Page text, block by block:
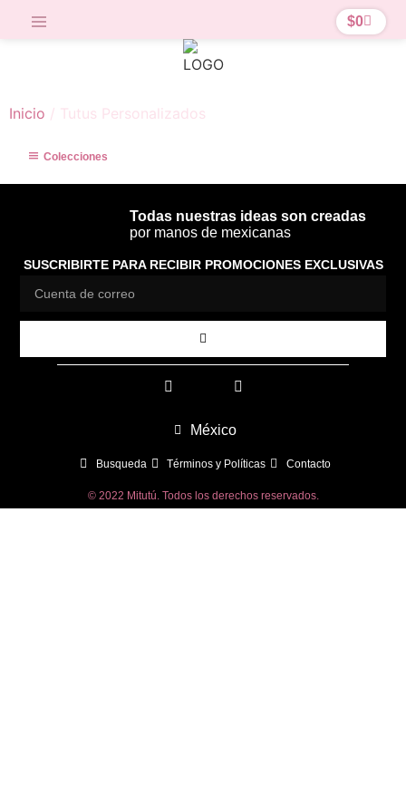
$0
Inicio / Tutus Personalizados
Colecciones
Todas nuestras ideas son creadas
por manos de mexicanas
SUSCRIBIRTE PARA RECIBIR PROMOCIONES EXCLUSIVAS
México
Busqueda Términos y Políticas Contacto
© 2022 Mitutú. Todos los derechos reservados.